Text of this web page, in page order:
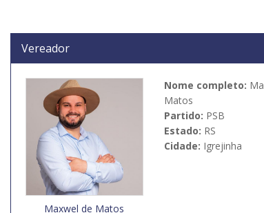
Vereador
Maxwel de Matos
Nome completo:
Matos
Partido: PSB
Estado: RS
Cidade: Igrejinha